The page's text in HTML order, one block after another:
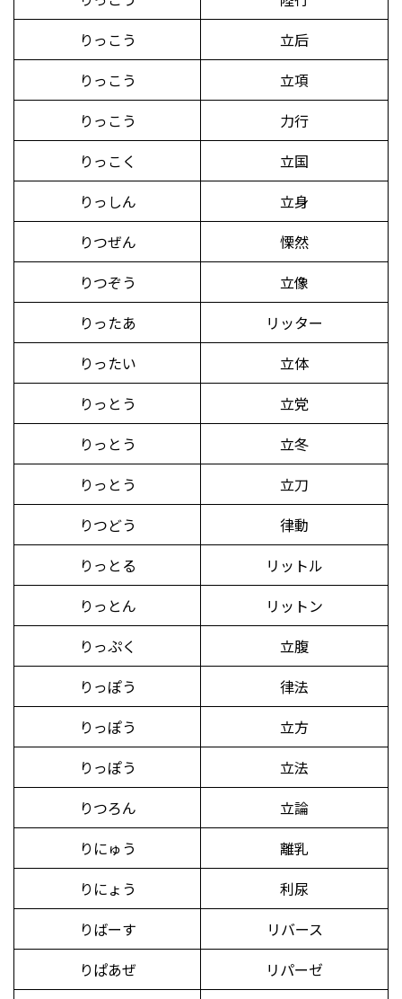
りっこう
立后
りっこう
立項
りっこう
力行
りっこく
立国
りっしん
立身
りつぜん
慄然
りつぞう
立像
りったあ
リッター
りったい
立体
りっとう
立党
りっとう
立冬
りっとう
立刀
りつどう
律動
りっとる
リットル
りっとん
リットン
りっぷく
立腹
りっぽう
律法
りっぽう
立方
りっぽう
立法
りつろん
立論
りにゅう
離乳
りにょう
利尿
りばーす
リバース
りぱあぜ
リパーゼ